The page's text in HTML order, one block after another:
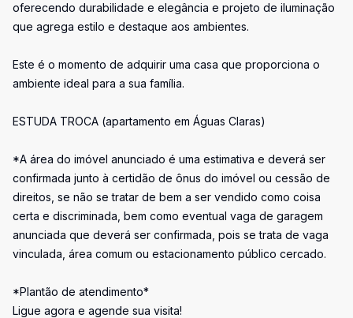
oferecendo durabilidade e elegância e projeto de iluminação
que agrega estilo e destaque aos ambientes.
Este é o momento de adquirir uma casa que proporciona o
ambiente ideal para a sua família.
ESTUDA TROCA (apartamento em Águas Claras)
*A área do imóvel anunciado é uma estimativa e deverá ser
confirmada junto à certidão de ônus do imóvel ou cessão de
direitos, se não se tratar de bem a ser vendido como coisa
certa e discriminada, bem como eventual vaga de garagem
anunciada que deverá ser confirmada, pois se trata de vaga
vinculada, área comum ou estacionamento público cercado.
*Plantão de atendimento*
Ligue agora e agende sua visita!